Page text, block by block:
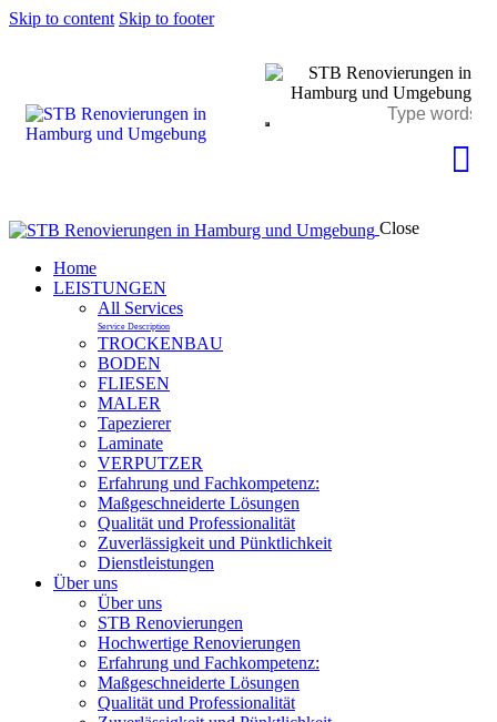
Skip to content Skip to footer
Close
Home
LEISTUNGEN
All Services
Service Description
TROCKENBAU
BODEN
FLIESEN
MALER
Tapezierer
Laminate
VERPUTZER
Erfahrung und Fachkompetenz:
Maßgeschneiderte Lösungen
Qualität und Professionalität
Zuverlässigkeit und Pünktlichkeit
Dienstleistungen
Über uns
Über uns
STB Renovierungen
Hochwertige Renovierungen
Erfahrung und Fachkompetenz:
Maßgeschneiderte Lösungen
Qualität und Professionalität